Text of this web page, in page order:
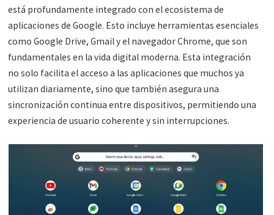
está profundamente integrado con el ecosistema de
aplicaciones de Google. Esto incluye herramientas esenciales
como Google Drive, Gmail y el navegador Chrome, que son
fundamentales en la vida digital moderna. Esta integración
no solo facilita el acceso a las aplicaciones que muchos ya
utilizan diariamente, sino que también asegura una
sincronización continua entre dispositivos, permitiendo una
experiencia de usuario coherente y sin interrupciones.